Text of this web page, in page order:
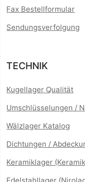
Fax Bestellformular
Sendungsverfolgung
TECHNIK
Kugellager Qualität
Umschlüsselungen /
Wälzlager Katalog
Dichtungen /
Keramiklager